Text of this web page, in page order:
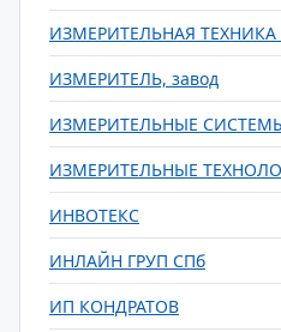
ИЗМЕРИТЕЛЬНАЯ
ИЗМЕРИТЕЛЬ, завод
ИЗМЕРИТЕЛЬНЫЕ
ИЗМЕРИТЕЛЬНЫЕ
ИНВОТЕКС
ИНЛАЙН ГРУП СПб
ИП КОНДРАТОВ